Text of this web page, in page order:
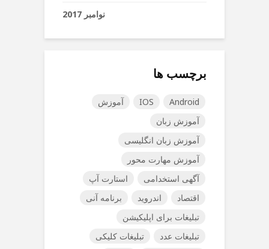
نوامبر 2017
برچسب ها
Android
IOS
آموزش
آموزش زبان
آموزش زبان انگلیسی
آموزش مهارت محور
آگهی استخدامی
استارت آپ
اقتصاد
اندروید
برنامه آنی
تبلیغات برای اپلیکیشن
تبلیغات عدد
تبلیغات کلیکی